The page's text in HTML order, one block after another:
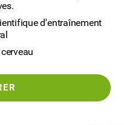
d'entraînement